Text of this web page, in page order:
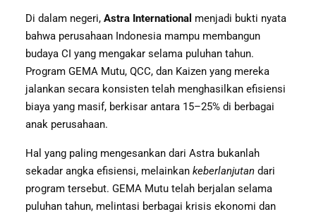
Di dalam negeri, Astra International menjadi bukti nyata
bahwa perusahaan Indonesia mampu membangun
budaya CI yang mengakar selama puluhan tahun.
Program GEMA Mutu, QCC, dan Kaizen yang mereka
jalankan secara konsisten telah menghasilkan efisiensi
biaya yang masif, berkisar antara 15–25% di berbagai
anak perusahaan.
Hal yang paling mengesankan dari Astra bukanlah
sekadar angka efisiensi, melainkan keberlanjutan dari
program tersebut. GEMA Mutu telah berjalan selama
puluhan tahun, melintasi berbagai krisis ekonomi dan